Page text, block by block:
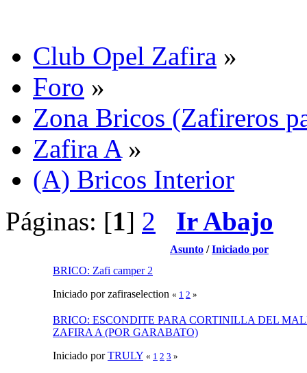
Club Opel Zafira »
Foro »
Zona Bricos (Zafireros
Zafira A»
(A) Bricos Interior
Páginas: [1] 2 Ir Abajo
Asunto /Iniciado por
BRICO: Zafi camper 2
Iniciado por zafiraselection « 1 2 »
BRICO: ESCONDITE PARA CORTINILLA DEL
ZAFIRA A (POR GARABATO)
Iniciado porTRULY « 1 2 3 »